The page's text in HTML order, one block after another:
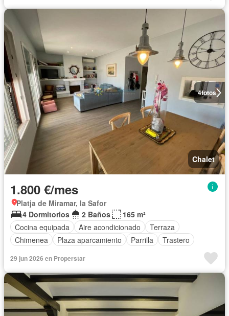
4fotos
Chalet
1.800 €/mes
Platja de Miramar, la Safor
4 Dormitorios
2 Baños
165 m²
Cocina equipada
Aire acondicionado
Terraza
Chimenea
Plaza aparcamiento Parrilla Trastero
29 jun 2026 en Properstar